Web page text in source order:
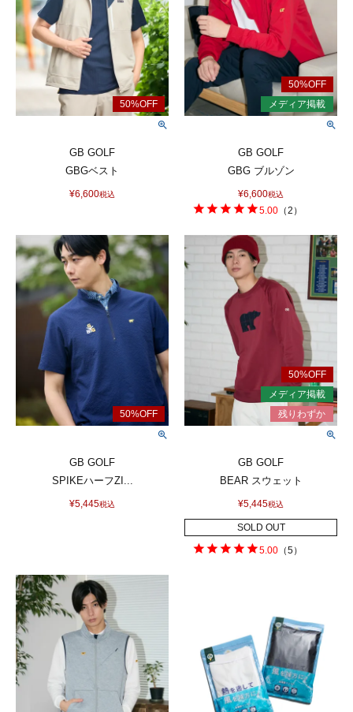
GB GOLF
GBGベスト
¥6,600税込
GB GOLF
GBG ブルゾン
¥6,600税込
5.00 （2 ）
GB GOLF
SPIKEハーフZI...
¥5,445税込
GB GOLF
BEAR スウェット
¥5,445税込
SOLD OUT
5.00 （5）